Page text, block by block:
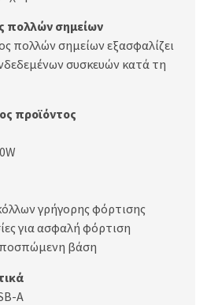
πολλών σημείων
πολλών σημείων εξασφαλίζει
συσκευών κατά τη
προϊόντος
γρήγορης φόρτισης
για ασφαλή φόρτιση
βάση
A